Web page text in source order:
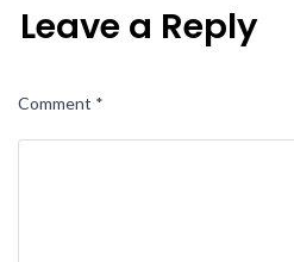
Leave a Reply
Comment *